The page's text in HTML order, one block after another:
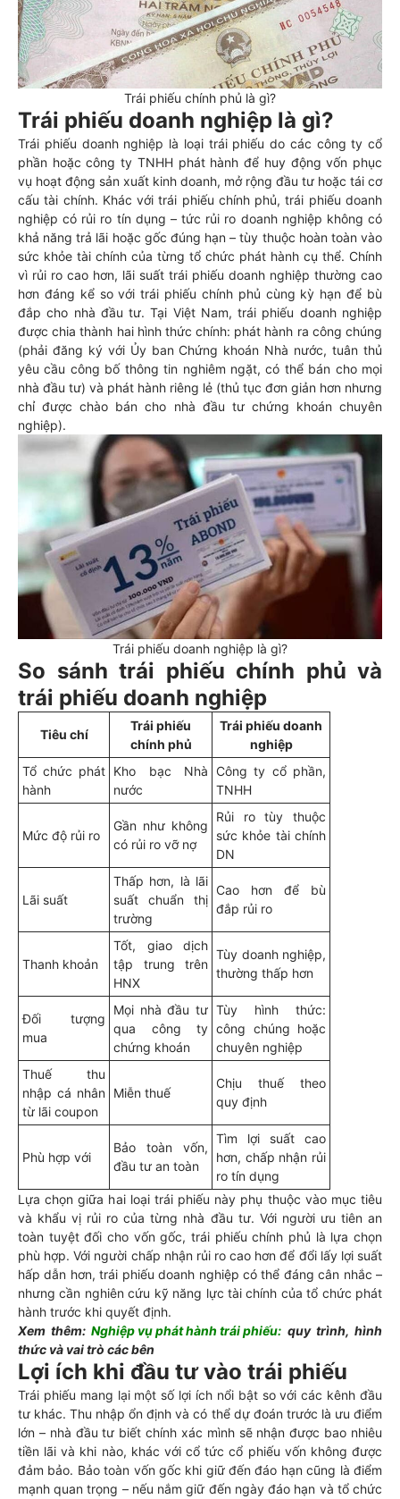
Trái phiếu chính phủ là gì?
Trái phiếu doanh nghiệp là gì?
Trái phiếu doanh nghiệp là loại trái phiếu do các công ty cổ
phần hoặc công ty TNHH phát hành để huy động vốn phục
vụ hoạt động sản xuất kinh doanh, mở rộng đầu tư hoặc tái cơ
cấu tài chính. Khác với trái phiếu chính phủ, trái phiếu doanh
nghiệp có rủi ro tín dụng – tức rủi ro doanh nghiệp không có
khả năng trả lãi hoặc gốc đúng hạn – tùy thuộc hoàn toàn vào
sức khỏe tài chính của từng tổ chức phát hành cụ thể. Chính
vì rủi ro cao hơn, lãi suất trái phiếu doanh nghiệp thường cao
hơn đáng kể so với trái phiếu chính phủ cùng kỳ hạn để bù
đắp cho nhà đầu tư. Tại Việt Nam, trái phiếu doanh nghiệp
được chia thành hai hình thức chính: phát hành ra công chúng
(phải đăng ký với Ủy ban Chứng khoán Nhà nước, tuân thủ
yêu cầu công bố thông tin nghiêm ngặt, có thể bán cho mọi
nhà đầu tư) và phát hành riêng lẻ (thủ tục đơn giản hơn nhưng
chỉ được chào bán cho nhà đầu tư chứng khoán chuyên
nghiệp).
Trái phiếu doanh nghiệp là gì?
So sánh trái phiếu chính phủ và
trái phiếu doanh nghiệp
Tiêu chí
Trái phiếu
chính phủ
Trái phiếu doanh
nghiệp
Tổ chức phát
hành
Kho bạc Nhà
nước
Công ty cổ phần,
TNHH
Mức độ rủi ro
Gần như không
có rủi ro vỡ nợ
Rủi ro tùy thuộc
sức khỏe tài chính
DN
Lãi suất
Thấp hơn, là lãi
suất chuẩn thị
trường
Cao hơn để bù
đắp rủi ro
Thanh khoản
Tốt, giao dịch
tập trung trên
HNX
Tùy doanh nghiệp,
thường thấp hơn
Đối tượng
mua
Mọi nhà đầu tư
qua công ty
chứng khoán
Tùy hình thức:
công chúng hoặc
chuyên nghiệp
Thuế thu
nhập cá nhân
từ lãi coupon
Miễn thuế
Chịu thuế theo
quy định
Phù hợp với
Bảo toàn vốn,
đầu tư an toàn
Tìm lợi suất cao
hơn, chấp nhận rủi
ro tín dụng
Lựa chọn giữa hai loại trái phiếu này phụ thuộc vào mục tiêu
và khẩu vị rủi ro của từng nhà đầu tư. Với người ưu tiên an
toàn tuyệt đối cho vốn gốc, trái phiếu chính phủ là lựa chọn
phù hợp. Với người chấp nhận rủi ro cao hơn để đổi lấy lợi suất
hấp dẫn hơn, trái phiếu doanh nghiệp có thể đáng cân nhắc –
nhưng cần nghiên cứu kỹ năng lực tài chính của tổ chức phát
hành trước khi quyết định.
Xem thêm:Nghiệp vụ phát hành trái phiếu: quy trình, hình
thức và vai trò các bên
Lợi ích khi đầu tư vào trái phiếu
Trái phiếu mang lại một số lợi ích nổi bật so với các kênh đầu
tư khác. Thu nhập ổn định và có thể dự đoán trước là ưu điểm
lớn – nhà đầu tư biết chính xác mình sẽ nhận được bao nhiêu
tiền lãi và khi nào, khác với cổ tức cổ phiếu vốn không được
đảm bảo. Bảo toàn vốn gốc khi giữ đến đáo hạn cũng là điểm
mạnh quan trọng – nếu nắm giữ đến ngày đáo hạn và tổ chức